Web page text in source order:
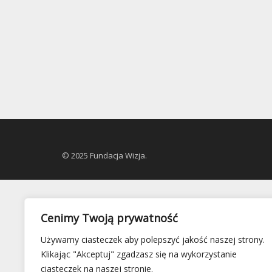
Cenimy Twoją prywatność
Używamy ciasteczek aby polepszyć jakość naszej strony.
Klikając "Akceptuj" zgadzasz się na wykorzystanie
ciasteczek na naszej stronie.
© 2025 Fundacja Wizja.